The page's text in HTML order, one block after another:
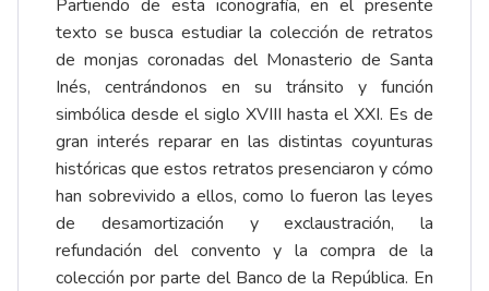
Partiendo de esta iconografía, en el presente
texto se busca estudiar la colección de retratos
de monjas coronadas del Monasterio de Santa
Inés, centrándonos en su tránsito y función
simbólica desde el siglo XVIII hasta el XXI. Es de
gran interés reparar en las distintas coyunturas
históricas que estos retratos presenciaron y cómo
han sobrevivido a ellos, como lo fueron las leyes
de desamortización y exclaustración, la
refundación del convento y la compra de la
colección por parte del Banco de la República. En